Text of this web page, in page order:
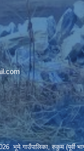
भूमे गाउँपालिका, रुकुम (पूर्वी